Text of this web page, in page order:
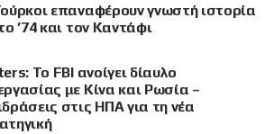
επαναφέρουν γνωστή ιστορία
’74 και τον Καντάφι
Το FBI ανοίγει δίαυλο
με Κίνα και Ρωσία –
στις ΗΠΑ για τη νέα